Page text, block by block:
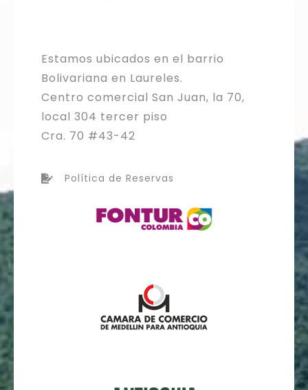
Estamos ubicados en el barrio
Bolivariana en Laureles.
Centro comercial San Juan, la 70,
local 304 tercer piso
Cra. 70 #43-42
Política de Reservas